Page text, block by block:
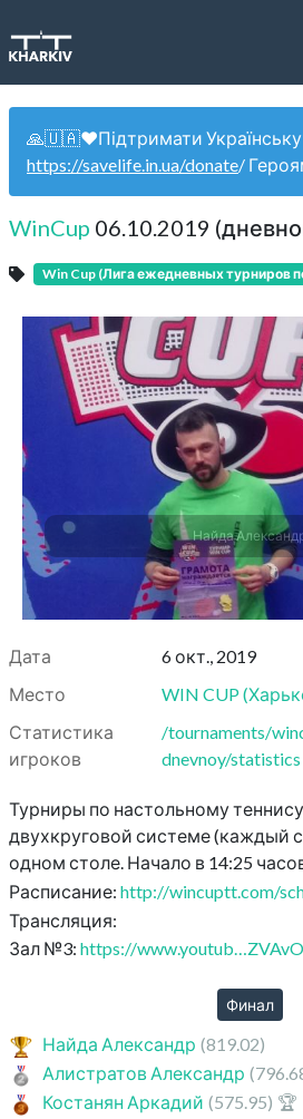
🙏🇺🇦❤️Підтримати
https://savelife.in.ua/donate/
WinCup 06.10.2019
Win Cup (Лига ежедневных турниров
Найда
Дата
6 окт., 2019
Место
WIN CUP(
Статистика
игроков
/tournaments/
dnevnoy/statistics
Турниры по настольному
двухкруговой системе (каждый
одном столе. Начало в 14:25
Расписание: http://wincuptt.com/
Трансляция:
Зал №3: https://
Финал
Найда Александр (819.02)
Алистратов Александр
Костанян Аркадий (575.95) 🏆